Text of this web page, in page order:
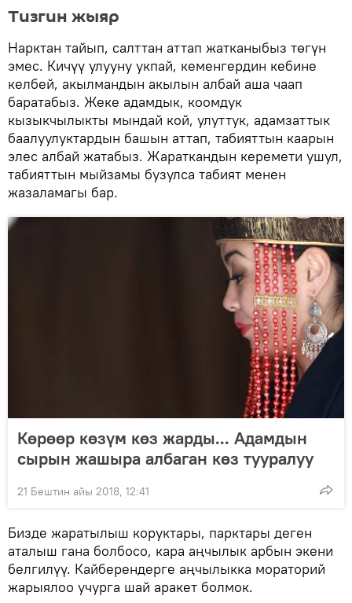
Тизгин жыяр
Нарктан тайып, салттан аттап жатканыбыз төгүн
эмес. Кичүү улууну укпай, кеменгердин кебине
келбей, акылмандын акылын албай аша чаап
баратабыз. Жеке адамдык, коомдук
кызыкчылыкты мындай кой, улуттук, адамзаттык
баалуулуктардын башын аттап, табияттын каарын
элес албай жатабыз. Жараткандын керемети ушул,
табияттын мыйзамы бузулса табият менен
жазаламагы бар.
Көрөөр көзүм көз жарды... Адамдын
сырын жашыра албаган көз тууралуу
21 Бештин айы 2018, 12:41
Бизде жаратылыш коруктары, парктары деген
аталыш гана болбосо, кара аңчылык арбын экени
белгилүү. Кайберендерге аңчылыкка мораторий
жарыялоо учурга шай аракет болмок.